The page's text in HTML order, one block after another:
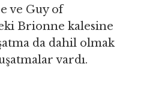
ve Guy of
Brionne kalesine
da dahil olmak
vardı.